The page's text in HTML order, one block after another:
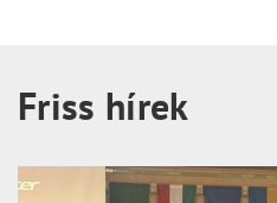
Friss hírek